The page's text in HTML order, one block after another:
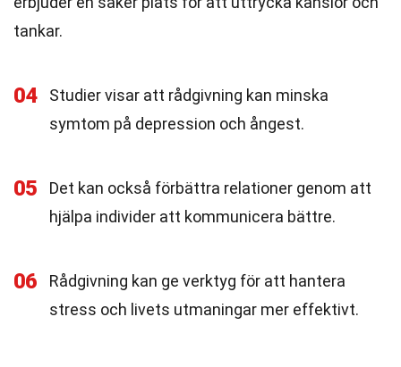
tankar.
04
Studier visar att rådgivning kan minska
symtom på depression och ångest.
05
Det kan också förbättra relationer genom att
hjälpa individer att kommunicera bättre.
06
Rådgivning kan ge verktyg för att hantera
stress och livets utmaningar mer effektivt.